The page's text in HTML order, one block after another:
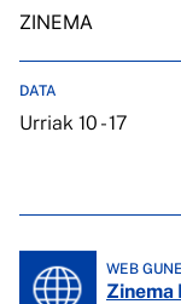
ZINEMA
DATA
Urriak 10 - 17
WEB
Zinema